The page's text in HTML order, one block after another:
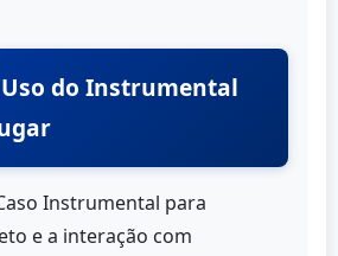
Uso do Instrumental
Instrumental para
e a interação com